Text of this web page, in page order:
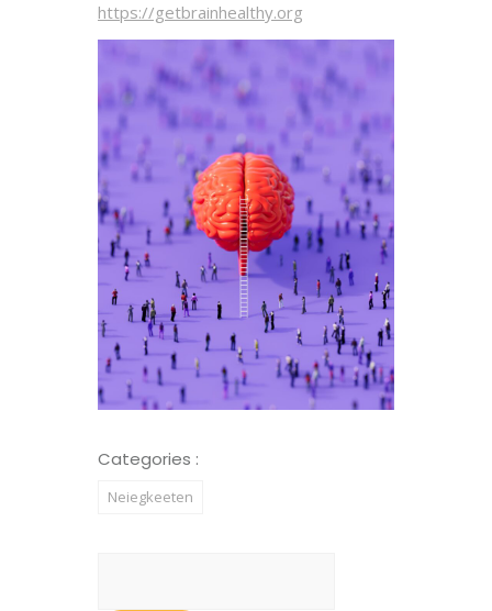
https://getbrainhealthy.org
Categories :
Neiegkeeten